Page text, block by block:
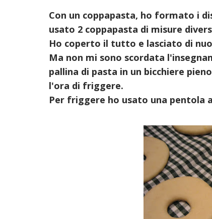
Con un coppapasta, ho formato i
usato 2 coppapasta di misure
Ho coperto il tutto e lasciato di
Ma non mi sono scordata
pallina di pasta in un bicchiere
l'ora di friggere.
Per friggere ho usato una pentola